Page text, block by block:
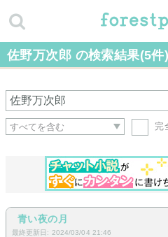
佐野万次郎 の検索結果(5件)
完
青い夜の月
最終更新日: 2024/03/04 21:46